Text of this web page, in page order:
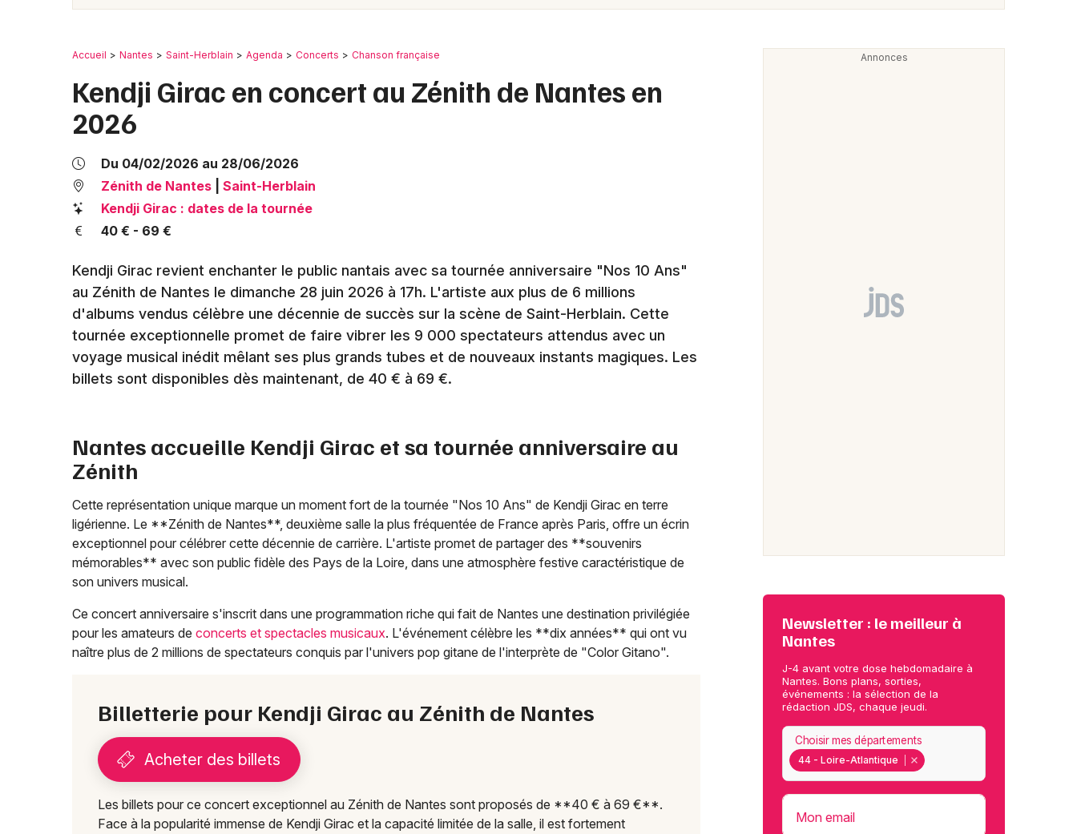
Sports
Chanson française en Loire-Atlantique
Chanson française dans les Pays de la
Loire
Actus à Nantes
Magazine à Nantes
Mon email
Mulhouse
Nice
Accueil Nantes Saint-Herblain Agenda Concerts Chanson française
Kendji Girac en concert au Zénith de Nantes en
2026
Du 04/02/2026 au 28/06/2026
Zénith de Nantes
Saint-Herblain
Kendji Girac : dates de la tournée
40 € - 69 €
Kendji Girac revient enchanter le public nantais avec sa tournée anniversaire "Nos 10 Ans"
au Zénith de Nantes le dimanche 28 juin 2026 à 17h. L'artiste aux plus de 6 millions
d'albums vendus célèbre une décennie de succès sur la scène de Saint-Herblain. Cette
tournée exceptionnelle promet de faire vibrer les 9 000 spectateurs attendus avec un
voyage musical inédit mêlant ses plus grands tubes et de nouveaux instants magiques. Les
billets sont disponibles dès maintenant, de 40 € à 69 €.
Nantes accueille Kendji Girac et sa tournée anniversaire au
Zénith
Cette représentation unique marque un moment fort de la tournée "Nos 10 Ans" de Kendji Girac en terre
ligérienne. Le **Zénith de Nantes**, deuxième salle la plus fréquentée de France après Paris, offre un écrin
exceptionnel pour célébrer cette décennie de carrière. L'artiste promet de partager des **souvenirs
mémorables** avec son public fidèle des Pays de la Loire, dans une atmosphère festive caractéristique de
son univers musical.
Ce concert anniversaire s'inscrit dans une programmation riche qui fait de Nantes une destination privilégiée
pour les amateurs de concerts et spectacles musicaux. L'événement célèbre les **dix années** qui ont vu
naître plus de 2 millions de spectateurs conquis par l'univers pop gitane de l'interprète de "Color Gitano".
Billetterie pour Kendji Girac au Zénith de Nantes
Acheter des billets
Les billets pour ce concert exceptionnel au Zénith de Nantes sont proposés de **40 € à 69 €**.
Face à la popularité immense de Kendji Girac et la capacité limitée de la salle, il est fortement
Newsletter : le meilleur à
Nantes
J-4 avant votre dose hebdomadaire à
Nantes. Bons plans, sorties,
événements : la sélection de la
rédaction JDS, chaque jeudi.
44 - Loire-Atlantique
Choisir mes départements
Mon email